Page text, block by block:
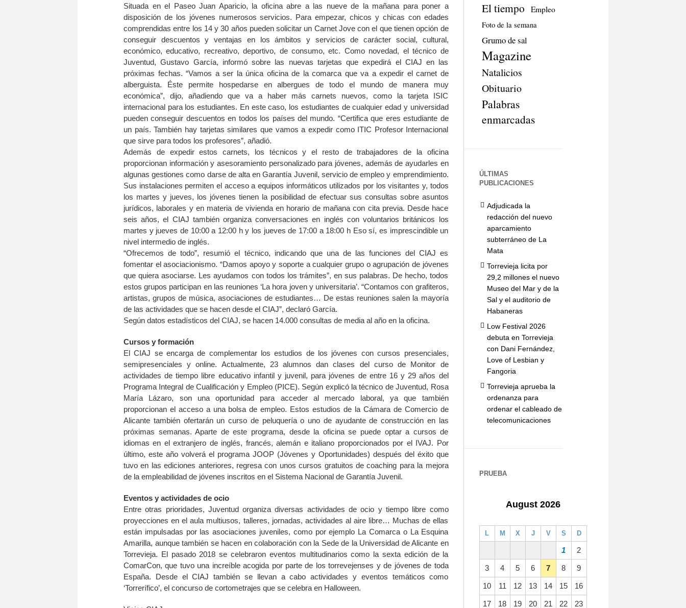
Situada en el Paseo Juan Aparicio, la oficina abre a las nueve de la mañana para poner a
disposición de los jóvenes numerosos servicios. Para empezar, chicos y chicas con edades
comprendidas entre los 14 y 30 años pueden solicitar un Carnet Jove con el que tienen opción de
conseguir descuentos y ventajas en los ámbitos y servicios de carácter social, cultural,
económico, educativo, recreativo, deportivo, de consumo, etc. Como novedad, el técnico de
Juventud, Gustavo García, informó sobre las nuevas tarjetas que expedirá el CIAJ en las
próximas fechas. “Vamos a ser la única oficina de la comarca que va a expedir el carnet de
alberguista. Éste permite hospedarse en albergues de todo el mundo de manera muy
económica”, dijo, añadiendo que va a haber más carnets nuevos, como la tarjeta ISIC
internacional para los estudiantes. En este caso, los estudiantes de cualquier edad y universidad
pueden conseguir descuentos en todos los países del mundo. “Certifica que eres estudiante de
un país. También hay tarjetas similares que vamos a expedir como ITIC Profesor Internacional
que sirve para todos los profesores”, añadió.
Además de expedir estos carnets, los técnicos y el resto de trabajadores de la oficina
proporcionan información y asesoramiento personalizado para jóvenes, además de ayudarles en
algunas gestiones como darse de alta en Garantía Juvenil, servicio de empleo y emprendimiento.
Sus instalaciones permiten el acceso a equipos informáticos utilizados por los visitantes y, todos
los martes y jueves, los jóvenes tienen la posibilidad de efectuar sus consultas sobre asuntos
jurídicos, laborales y en materia de vivienda en horario de mañana con cita previa. Desde hace
seis años, el CIAJ también organiza conversaciones en inglés con voluntarios británicos los
martes y jueves de 10:00 a 12:00 h y los jueves de 17:00 a 18:00 h Eso sí, es imprescindible un
nivel intermedio de inglés.
“Ofrecemos de todo”, resumió el técnico, indicando que una de las funciones del CIAJ es
fomentar el asociacionismo. “Damos apoyo y soporte a cualquier grupo o agrupación de jóvenes
que quiera asociarse. Les ayudamos con todos los trámites”, en sus palabras. De hecho, todos
estos grupos participan en las reuniones ‘La hora joven y universitaria’. “Contamos con grafiteros,
artistas, grupos de música, asociaciones de estudiantes… De estas reuniones salen la mayoría
de las actividades que se hacen desde el CIAJ”, declaró García.
Según datos estadísticos del CIAJ, se hacen 14.000 consultas de media al año en la oficina.
Cursos y formación
El CIAJ se encarga de complementar los estudios de los jóvenes con cursos presenciales,
semipresenciales y online. Actualmente, 23 alumnos dan clases del curso de Monitor de
actividades de tiempo libre educativo infantil y juvenil, para jóvenes de entre 16 y 29 años del
Programa Integral de Cualificación y Empleo (PICE). Según explicó la técnico de Juventud, Rosa
María Lázaro, son una oportunidad para acceder al mercado laboral, ya que también
proporcionan el acceso a una bolsa de empleo. Estos estudios de la Cámara de Comercio de
Alicante también ofertarán un curso de peluquería o uno de ayudante de construcción en las
próximas semanas. Aparte de este programa, desde la oficina se puede optar a cursos de
idiomas en el extranjero de inglés, francés, alemán e italiano proporcionados por el IVAJ. Por
último, este año volverá el programa JOOP (Jóvenes y Oportunidades) después del éxito que
tuvo en las ediciones anteriores, regresa con unos cursos gratuitos de coaching para la mejora
de la empleabilidad de jóvenes inscritos en el Sistema Nacional de Garantía Juvenil.
Eventos y actividades de ocio
Entre otras prioridades, Juventud organiza diversas actividades de ocio y tiempo libre como
proyecciones en el aula multiusos, talleres, jornadas, actividades al aire libre… Muchas de ellas
están impulsadas por las asociaciones juveniles, como por ejemplo La Comarca o La Esquina
Amarilla, aunque también se hacen en colaboración con la Sede de la Universidad de Alicante en
Torrevieja. El pasado 2018 se celebraron eventos multitudinarios como la sexta edición de la
ComarCon, que tuvo una increíble acogida por parte de los torrevejenses y de jóvenes de toda
España. Desde el CIAJ también se llevan a cabo actividades y eventos temáticos como
‘Torrerífico’, el concurso de cortometrajes que se celebra en Halloween.
El tiempo Empleo
Foto de la semana
Grumo de sal
Magazine
Natalicios
Obituario
Palabras
enmarcadas
ÚLTIMAS
PUBLICACIONES
Adjudicada la
redacción del nuevo
aparcamiento
subterráneo de La
Mata
Torrevieja licita por
29,2 millones el nuevo
Museo del Mar y de la
Sal y el auditorio de
Habaneras
Low Festival 2026
debuta en Torrevieja
con Dani Fernández,
Love of Lesbian y
Fangoria
Torrevieja aprueba la
ordenanza para
ordenar el cableado de
telecomunicaciones
PRUEBA
August 2026
L M X J V S D
1 2
3 4 5 6 7 8 9
10 11 12 13 14 15 16
17 18 19 20 21 22 23